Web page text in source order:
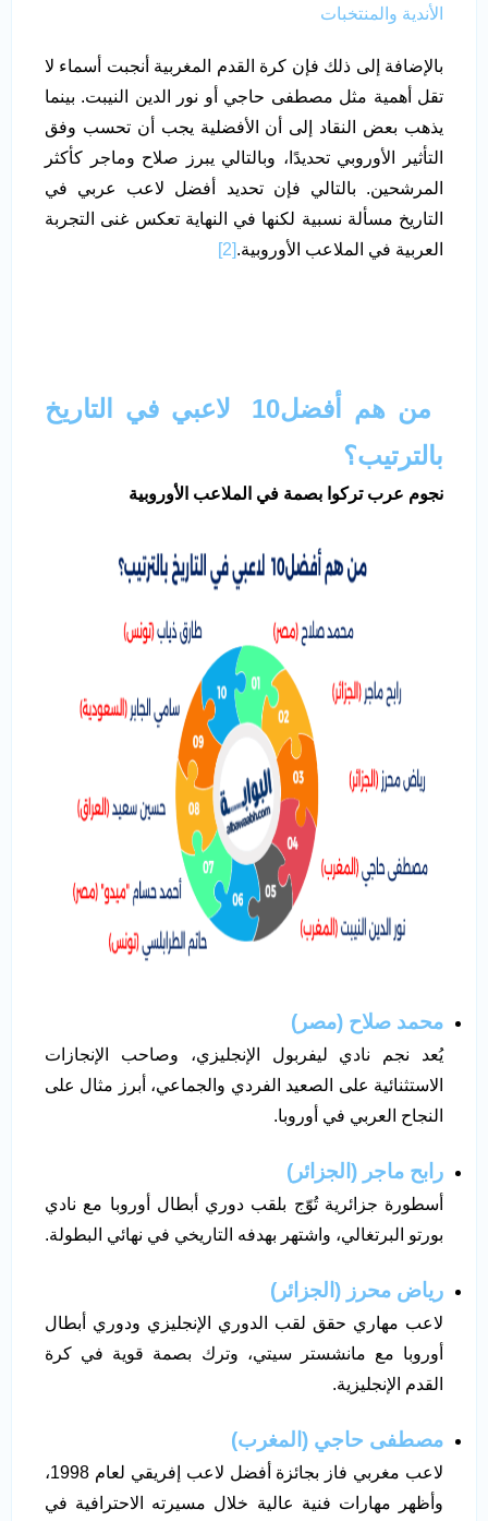
الأندية والمنتخبات
بالإضافة إلى ذلك فإن كرة القدم المغربية أنجبت أسماء لا
تقل أهمية مثل مصطفى حاجي أو نور الدين النيبت. بينما
يذهب بعض النقاد إلى أن الأفضلية يجب أن تحسب وفق
التأثير الأوروبي تحديدًا، وبالتالي يبرز صلاح وماجر كأكثر
المرشحين. بالتالي فإن تحديد أفضل لاعب عربي في
التاريخ مسألة نسبية لكنها في النهاية تعكس غنى التجربة
العربية في الملاعب الأوروبية.
من هم أفضل10 لاعبي في التاريخ
بالترتيب؟
نجوم عرب تركوا بصمة في الملاعب الأوروبية
محمد صلاح (مصر)
يُعد نجم نادي ليفربول الإنجليزي، وصاحب الإنجازات
الاستثنائية على الصعيد الفردي والجماعي، أبرز مثال على
النجاح العربي في أوروبا.
رابح ماجر (الجزائر)
أسطورة جزائرية تُوّج بلقب دوري أبطال أوروبا مع نادي
بورتو البرتغالي، واشتهر بهدفه التاريخي في نهائي البطولة.
رياض محرز (الجزائر)
لاعب مهاري حقق لقب الدوري الإنجليزي ودوري أبطال
أوروبا مع مانشستر سيتي، وترك بصمة قوية في كرة
القدم الإنجليزية.
مصطفى حاجي (المغرب)
لاعب مغربي فاز بجائزة أفضل لاعب إفريقي لعام 1998،
وأظهر مهارات فنية عالية خلال مسيرته الاحترافية في